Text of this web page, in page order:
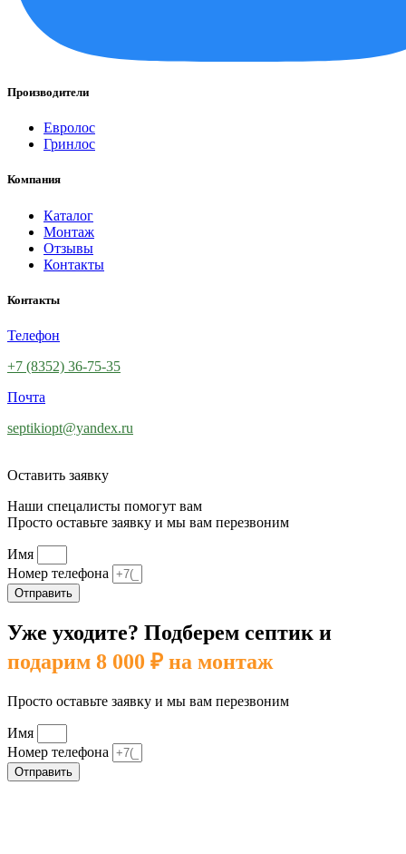
Производители
Евролос
Гринлос
Компания
Каталог
Монтаж
Отзывы
Контакты
Контакты
Телефон
+7 (8352) 36-75-35
Почта
septikiopt@yandex.ru
Оставить заявку
Наши спецалисты помогут вам
Просто оставьте заявку и мы вам перезвоним
Имя
Номер телефона
Отправить
Уже уходите? Подберем септик и
подарим 8 000 ₽ на монтаж
Просто оставьте заявку и мы вам перезвоним
Имя
Номер телефона
Отправить